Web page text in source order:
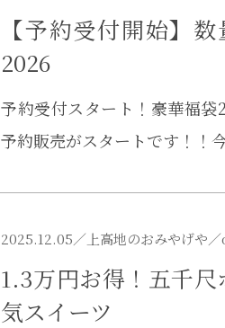
【予約受付開始】
2026
予約受付スタート！豪華福
予約販売がスタートです！
2025.12.05／ 上高地のおみやげや
1.3万円お得！五千
気スイーツ